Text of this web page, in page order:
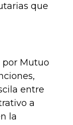
que
por Mutuo
entre
a
la